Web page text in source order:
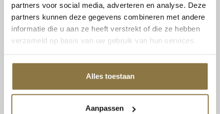
partners voor social media, adverteren en analyse. Deze
partners kunnen deze gegevens combineren met andere
informatie die u aan ze heeft verstrekt of die ze hebben
verzameld op basis van uw gebruik van hun services.
Alles toestaan
Aanpassen
Tel:0343 70 37 57
info@niveau-vbs.nl
KvK: 30212865
BEOORDELINGEN